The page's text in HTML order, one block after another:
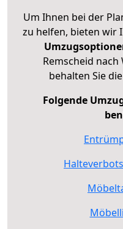
Um Ihnen bei der
zu helfen, bieten wir
Remscheid nach
behalten Sie
Folgende